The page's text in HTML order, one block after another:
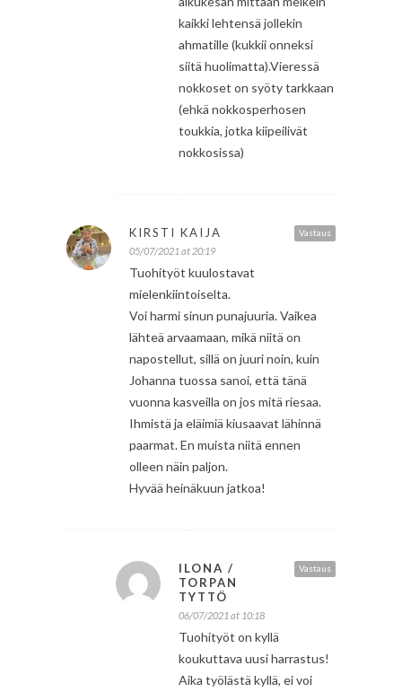
kaikki lehtensä jollekin
ahmatille (kukkii onneksi
siitä huolimatta).Vieressä
nokkoset on syöty tarkkaan
(ehkä nokkosperhosen
toukkia, jotka kiipeilivät
nokkosissa)
Vastaus
KIRSTI KAIJA
05/07/2021 at 20:19
Tuohityöt kuulostavat
mielenkiintoiselta.
Voi harmi sinun punajuuria. Vaikea
lähteä arvaamaan, mikä niitä on
napostellut, sillä on juuri noin, kuin
Johanna tuossa sanoi, että tänä
vuonna kasveilla on jos mitä riesaa.
Ihmistä ja eläimiä kiusaavat lähinnä
paarmat. En muista niitä ennen
olleen näin paljon.
Hyvää heinäkuun jatkoa!
Vastaus
ILONA /
TORPAN
TYTTÖ
06/07/2021 at 10:18
Tuohityöt on kyllä
koukuttava uusi harrastus!
Aika työlästä kyllä, ei voi